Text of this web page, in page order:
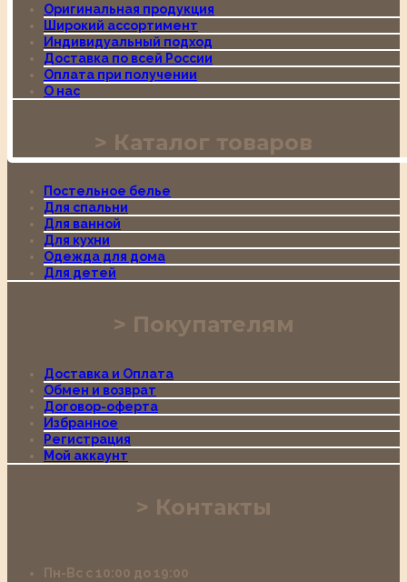
Оригинальная продукция
Широкий ассортимент
Индивидуальный подход
Доставка по всей России
Оплата при получении
О нас
Каталог товаров
Постельное белье
Для спальни
Для ванной
Для кухни
Одежда для дома
Для детей
Покупателям
Доставка и Оплата
Обмен и возврат
Договор-оферта
Избранное
Регистрация
Мой аккаунт
Контакты
Пн-Вс с 10:00 до 19:00